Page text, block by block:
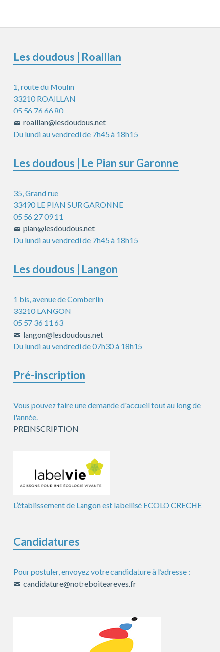
Colonne
subsidiaire
Les doudous | Roaillan
1, route du Moulin
33210 ROAILLAN
05 56 76 66 80
roaillan@lesdoudous.net
Du lundi au vendredi de 7h45 à 18h15
Les doudous | Le Pian sur Garonne
35, Grand rue
33490 LE PIAN SUR GARONNE
05 56 27 09 11
pian@lesdoudous.net
Du lundi au vendredi de 7h45 à 18h15
Les doudous | Langon
1 bis, avenue de Comberlin
33210 LANGON
05 57 36 11 63
langon@lesdoudous.net
Du lundi au vendredi de 07h30 à 18h15
Pré-inscription
Vous pouvez faire une demande d'accueil tout au long de
l'année.
PREINSCRIPTION
L’établissement de Langon est labellisé ECOLO CRECHE
Candidatures
Pour postuler, envoyez votre candidature à l’adresse :
candidature@notreboiteareves.fr